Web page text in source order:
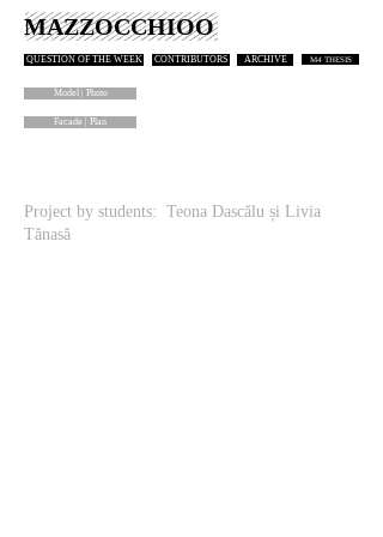
MAZZOCCHIOO
QUESTION OF THE WEEK CONTRIBUTORS ARCHIVE M4 THESIS
Model | Photo
Facade | Plan
Project by students: Teona Dascălu și Livia
Tănasă